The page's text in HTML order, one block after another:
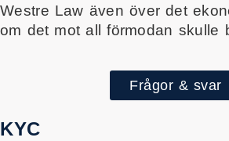
Westre Law även över det
om det mot all förmodan skulle
Frågor & svar
KYC